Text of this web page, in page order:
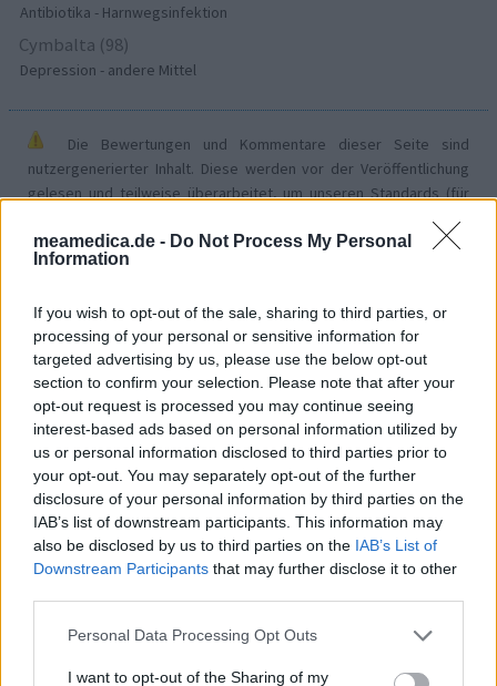
meamedica.de - Do Not Process My Personal
Information
If you wish to opt-out of the sale, sharing to third parties, or
processing of your personal or sensitive information for
targeted advertising by us, please use the below opt-out
section to confirm your selection. Please note that after your
opt-out request is processed you may continue seeing
interest-based ads based on personal information utilized by
us or personal information disclosed to third parties prior to
your opt-out. You may separately opt-out of the further
disclosure of your personal information by third parties on the
IAB’s list of downstream participants. This information may
also be disclosed by us to third parties on the IAB’s List of
Downstream Participants that may further disclose it to other
Personal Data Processing Opt Outs
I want to opt-out of the Sharing of my
Antibiotika - Harnwegsinfektion
Cymbalta (98)
Depression - andere Mittel
Die Bewertungen und Kommentare dieser Seite sind
nutzergenerierter Inhalt. Diese werden vor der Veröffentlichung
gelesen und teilweise überarbeitet, um unseren Standards (für
setzen von unseren Benutzern keine nachgewiesenen
medizinischen Kenntnisse voraus um ihre Meinungen
Meinungen und Erfahrungen nur die Ansichten der jeweiligen
Autoren wieder und nicht jene des Eigentümers dieser Website.
Bitte beachten Sie, dass eine Erfahrung von Person zu Person
unterschiedlich sein kann und dass Sie sich immer an Ihren Arzt
oder Apotheker wenden sollten, um medizinischen Rat zu
Medikamenten zu erhalten.